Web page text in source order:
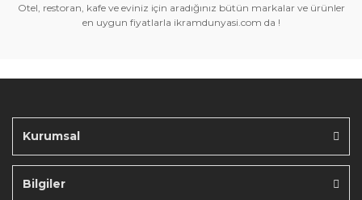
Ürün açıklamasında eksik bilgiler bulunuyor.
Otel, restoran, kafe ve eviniz için aradığınız bütün markalar ve ürünler
en uygun fiyatlarla ikramdunyasi.com da !
Kurumsal
Bilgiler